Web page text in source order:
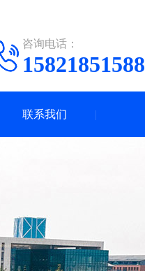
咨询电话：
15821851588
联系我们